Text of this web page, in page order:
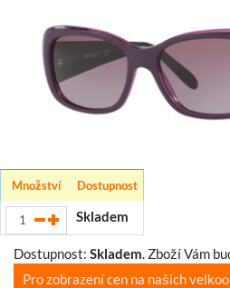
Množství Dostupnost
Skladem
Dostupnost: Skladem Zboží Vám
Pro zobrazení cen na našich